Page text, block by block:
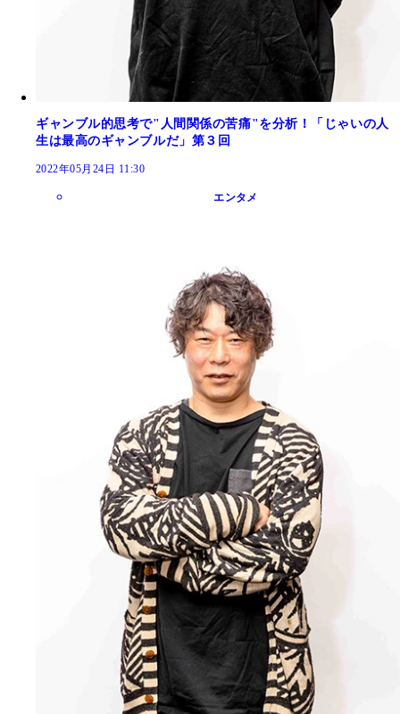
ギャンブル的思考で"人間関係の苦痛"を分析！「じゃいの人
生は最高のギャンブルだ」第３回
2022年05月24日 11:30
エンタメ